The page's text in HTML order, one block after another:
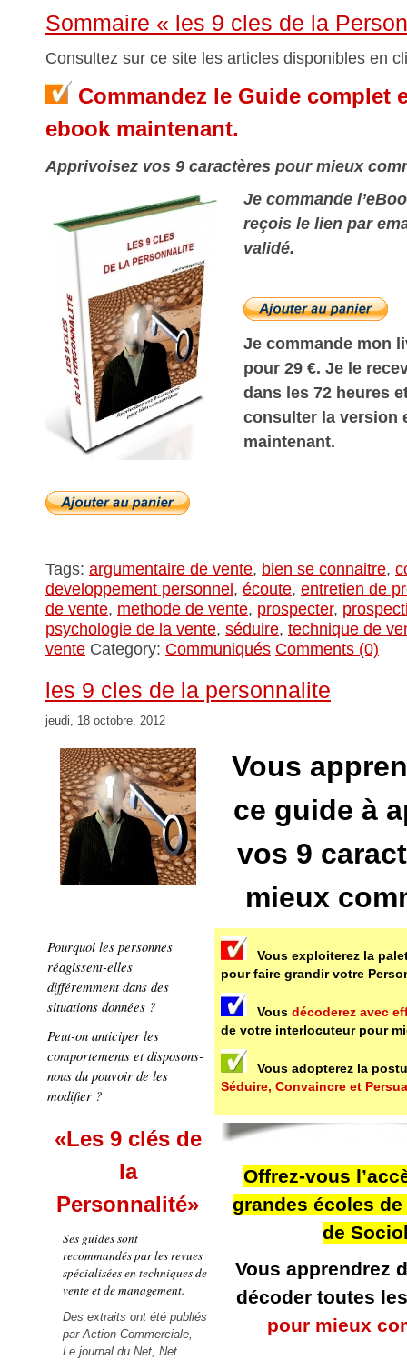
Sommaire « les 9 cles de la
Consultez sur ce site les articles disponibles en
Commandez le Guide complet
ebook maintenant.
Apprivoisez vos 9 caractères pour mieux
Je commande
reçois le lien par
validé.
Je commande mon
pour 29 €. Je le
dans les 72 heures
consulter la version
maintenant.
Tags: argumentaire de vente, bien se connaitre,
developpement personnel , écoute, entretien de
de vente, methode de vente, prospecter,
psychologie de la vente, séduire, technique de
vente Category: Communiqués Comments (0)
les 9 cles de la personnalite
jeudi, 18 octobre, 2012
Vous
ce guide à
vos 9
mieux
Pourquoi les personnes
réagissent-elles
différemment dans des
situations données ?
Peut-on anticiper les
comportements et disposons-
nous du pouvoir de les
modifier ?
Vous exploiterez la
pour faire grandir votre
Vous décoderez avec
de votre interlocuteur pour
Vous adopterez la
Séduire, Convaincre et
«Les 9 clés de
la
Personnalité»
Ses guides sont
recommandés par les revues
spécialisées en techniques de
vente et de management.
Des extraits ont été publiés
parAction Commerciale,
Le journal du Net,Net
Offrez-vous
grandes écoles
de
Vous apprendrez
décoder toutes
pour mieux